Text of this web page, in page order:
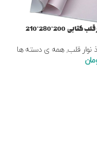
کتابی 200*280*210
نوار قلب,همه ی دسته ها